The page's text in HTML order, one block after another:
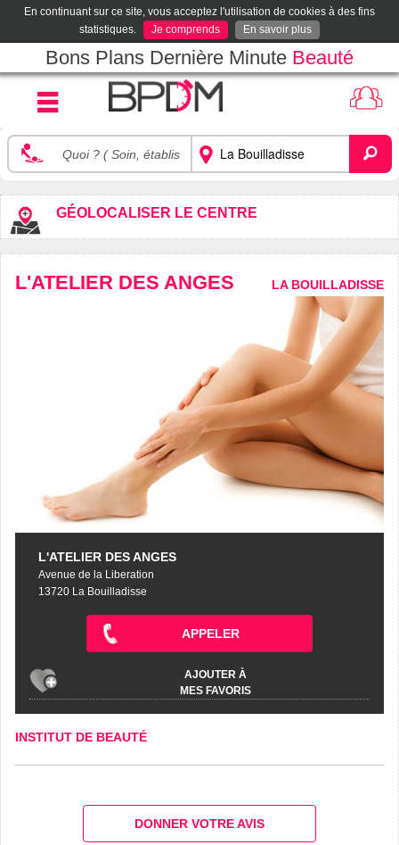
En continuant sur ce site, vous acceptez l'utilisation de cookies à des fins
statistiques.
Je comprends En savoir plus
Bons Plans Dernière Minute Beauté
GÉOLOCALISER LE CENTRE
L'ATELIER DES ANGES LA BOUILLADISSE
L'ATELIER DES ANGES
Avenue de la Liberation
13720 La Bouilladisse
APPELER
AJOUTER À
MES FAVORIS
INSTITUT DE BEAUTÉ
DONNER VOTRE AVIS